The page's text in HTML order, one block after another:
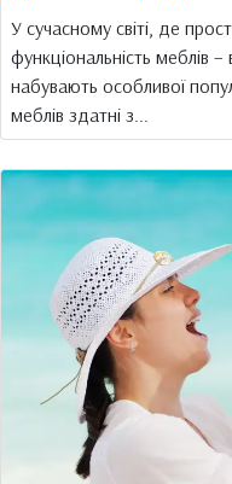
У сучасному світі, де
функціональність меблів
набувають особливої
меблів здатні з...